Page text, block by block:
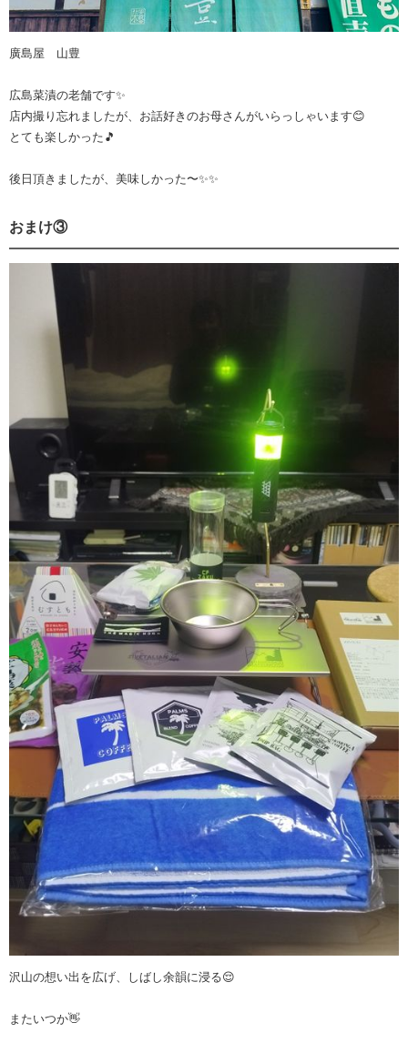
廣島屋 山豊
広島菜漬の老舗です✨
店内撮り忘れましたが、お話好きのお母さんがいらっしゃいます😊
とても楽しかった🎵
後日頂きましたが、美味しかった〜✨✨
おまけ③
沢山の想い出を広げ、しばし余韻に浸る😌
またいつか👋